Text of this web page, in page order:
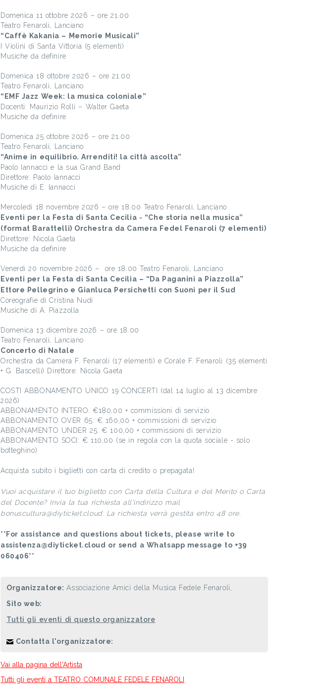
Domenica 11 ottobre 2026 – ore 21.00
Teatro Fenaroli, Lanciano
“Caffè Kakania – Memorie Musicali”
I Violini di Santa Vittoria (5 elementi)
Musiche da definire
Domenica 18 ottobre 2026 – ore 21.00
Teatro Fenaroli, Lanciano
“EMF Jazz Week: la musica coloniale”
Docenti: Maurizio Rolli – Walter Gaeta
Musiche da definire
Domenica 25 ottobre 2026 – ore 21.00
Teatro Fenaroli, Lanciano
“Anime in equilibrio. Arrenditi! la città ascolta”
Paolo Iannacci e la sua Grand Band
Direttore: Paolo Iannacci
Musiche di E. Iannacci
Mercoledì 18 novembre 2026 – ore 18.00 Teatro Fenaroli, Lanciano
Eventi per la Festa di Santa Cecilia - “Che storia nella musica”
(format Barattelli) Orchestra da Camera Fedel Fenaroli (7 elementi)
Direttore: Nicola Gaeta
Musiche da definire
Venerdì 20 novembre 2026 – ore 18.00 Teatro Fenaroli, Lanciano
Eventi per la Festa di Santa Cecilia – “Da Paganini a Piazzolla”
Ettore Pellegrino e Gianluca Persichetti con Suoni per il Sud
Coreografie di Cristina Nudi
Musiche di A. Piazzolla
Domenica 13 dicembre 2026 – ore 18.00
Teatro Fenaroli, Lanciano
Concerto di Natale
Orchestra da Camera F. Fenaroli (17 elementi) e Corale F. Fenaroli (35 elementi
+ G. Bascelli) Direttore: Nicola Gaeta
COSTI ABBONAMENTO UNICO 19 CONCERTI (dal 14 luglio al 13 dicembre
2026)
ABBONAMENTO INTERO: €180,00 + commissioni di servizio
ABBONAMENTO OVER 65: € 160,00 + commissioni di servizio
ABBONAMENTO UNDER 25: € 100,00 + commissioni di servizio
ABBONAMENTO SOCI: € 110,00 (se in regola con la quota sociale - solo
botteghino)
Acquista subito i biglietti con carta di credito o prepagata!
Vuoi acquistare il tuo biglietto con Carta della Cultura e del Merito o Carta
del Docente? Invia la tua richiesta all'indirizzo mail
bonuscultura@diyticket.cloud. La richiesta verrà gestita entro 48 ore.
**For assistance and questions about tickets, please write to
assistenza@diyticket.cloud or send a Whatsapp message to +39
060406**
Organizzatore:Associazione Amici della Musica Fedele Fenaroli,
Sito web:
Tutti gli eventi di questo organizzatore
Contatta l'organizzatore:
Vai alla pagina dell'Artista
Tutti gli eventi a TEATRO COMUNALE FEDELE FENAROLI